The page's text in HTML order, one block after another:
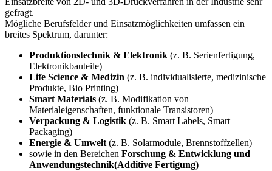
gefragt.
Mögliche Berufsfelder und Einsatzmöglichkeiten umfassen ein
breites Spektrum, darunter:
Produktionstechnik & Elektronik (z. B. Serienfertigung,
Elektronikbauteile)
Life Science & Medizin (z. B. individualisierte, medizinische
Produkte, Bio Printing)
Smart Materials (z. B. Modifikation von
Materialeigenschaften, funktionale Transistoren)
Verpackung & Logistik (z. B. Smart Labels, Smart
Packaging)
Energie & Umwelt (z. B. Solarmodule, Brennstoffzellen)
sowie in den Bereichen Forschung & Entwicklung und
Anwendungstechnik(Additive Fertigung)